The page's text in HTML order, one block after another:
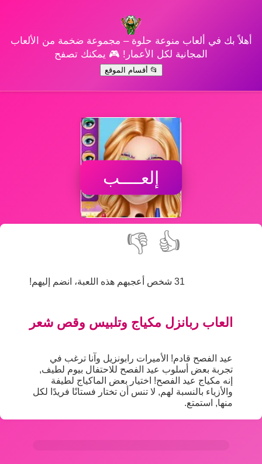
أهلاً بك في ألعاب منوعة حلوة – مجموعة ضخمة من الألعاب
المجانية لكل الأعمار! 🎮 يمكنك تصفح
📂 أقسام الموقع
إلعــــب
👍
👎
31 شخص أعجبهم هذه اللعبة، انضم إليهم!
العاب ربانزل مكياج وتلبيس وقص شعر
عيد الفصح قادم! الأميرات رابونزيل وآنا ترغب في
تجربة بعض أسلوب عيد الفصح للاحتفال بيوم لطيف,
إنه مكياج عيد الفصح! اختيار بعض الماكياج لطيفة
والأزياء بالنسبة لهم, لا تنس أن تختار فستانًا فريدًا لكل
منها, استمتع.